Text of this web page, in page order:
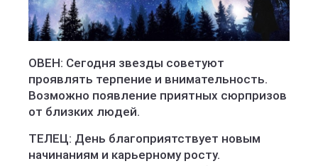
ОВЕН: Сегодня звезды советуют
проявлять терпение и внимательность.
Возможно появление приятных сюрпризов
от близких людей.
ТЕЛЕЦ: День благоприятствует новым
начинаниям и карьерному росту.